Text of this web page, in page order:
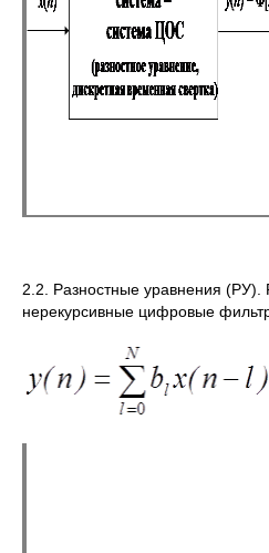
2.2. Разностные уравнения
нерекурсивные цифровые